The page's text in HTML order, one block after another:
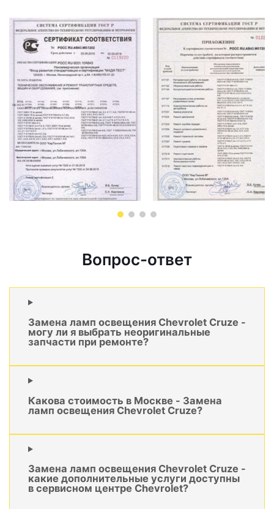
Вопрос-ответ
Замена ламп освещения Chevrolet Cruze -
могу ли я выбрать неоригинальные
запчасти при ремонте?
Какова стоимость в Москве - Замена
ламп освещения Chevrolet Cruze?
Замена ламп освещения Chevrolet Cruze -
какие дополнительные услуги доступны
в сервисном центре Chevrolet?